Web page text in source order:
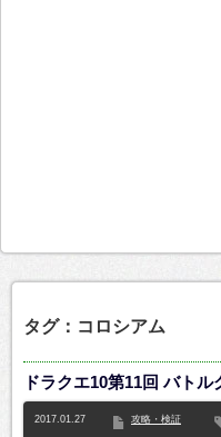
タグ：コロシアム
ドラクエ10第11回 バトル
2017.01.27 攻略・検証